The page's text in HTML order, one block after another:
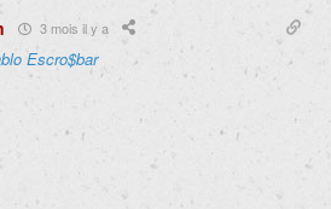
3 mois il y a
Escro$bar